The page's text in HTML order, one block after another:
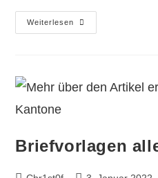
Weiterlesen
Briefvorlagen